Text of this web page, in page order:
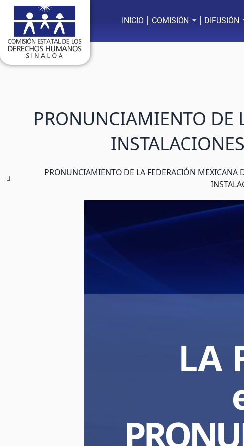
INICIO COMISIÓN DIFUSIÓN
contenido
PRONUNCIAMIENTO DE
PRONUNCIAMIENTO DE LA FEDERACIÓN MEXICANA